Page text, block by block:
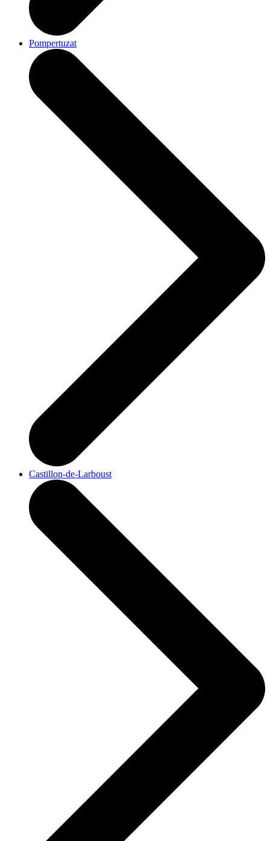
Pompertuzat
Castillon-de-Larboust